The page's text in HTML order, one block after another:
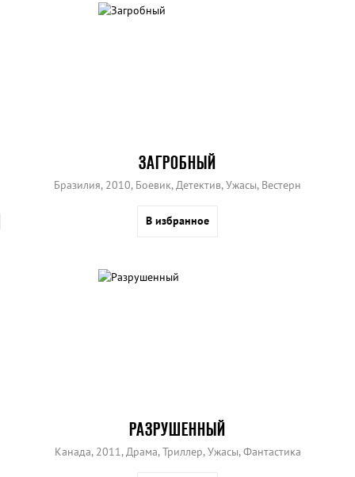
ЗАГРОБНЫЙ
Бразилия, 2010, Боевик, Детектив, Ужасы, Вестерн
В избранное
РАЗРУШЕННЫЙ
Канада, 2011, Драма, Триллер, Ужасы, Фантастика